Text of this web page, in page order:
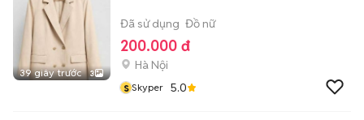
39 giây trước 3
Đã sử dụng Đồ nữ
200.000 đ
Hà Nội
s Skyper 5.0